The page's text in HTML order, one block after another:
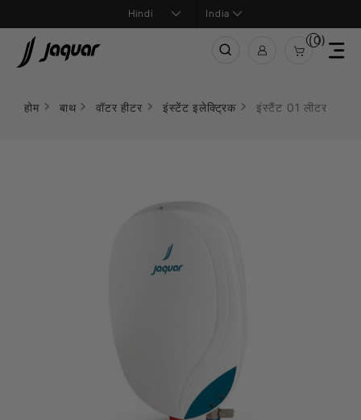
India
(0)
होम बाथ वॉटर हीटर इंस्टेंट इलेक्ट्रिक इंस्टैंट 01 लीटर